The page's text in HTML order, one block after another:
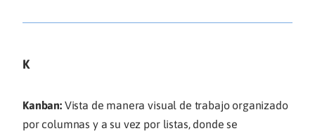
K
Kanban:Vista de manera visual de trabajo organizado
por columnas y a su vez por listas, donde se